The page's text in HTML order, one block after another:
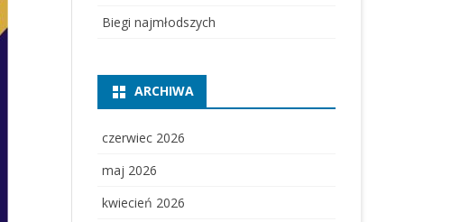
Biegi najmłodszych
ARCHIWA
czerwiec 2026
maj 2026
kwiecień 2026